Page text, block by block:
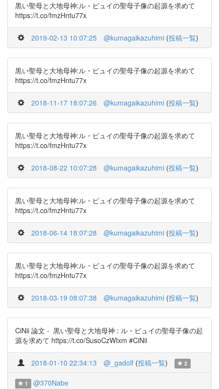
黒い聖母と大地母神:ル・ピュイの聖母子像の起源を求めて
https://t.co/fmzHntu77x
2019-02-13 10:07:25 @kumagaikazuhimi (投稿一覧)
黒い聖母と大地母神:ル・ピュイの聖母子像の起源を求めて
https://t.co/fmzHntu77x
2018-11-17 18:07:26 @kumagaikazuhimi (投稿一覧)
黒い聖母と大地母神:ル・ピュイの聖母子像の起源を求めて
https://t.co/fmzHntu77x
2018-08-22 10:07:28 @kumagaikazuhimi (投稿一覧)
黒い聖母と大地母神:ル・ピュイの聖母子像の起源を求めて
https://t.co/fmzHntu77x
2018-06-14 18:07:28 @kumagaikazuhimi (投稿一覧)
黒い聖母と大地母神:ル・ピュイの聖母子像の起源を求めて
https://t.co/fmzHntu77x
2018-03-19 08:07:38 @kumagaikazuhimi (投稿一覧)
CiNii 論文 - 黒い聖母と大地母神 : ル・ピュイの聖母子像の起
源を求めて https://t.co/SusoCzWIxm #CiNii
2018-01-10 22:34:13 @_gadolf (投稿一覧) 2
1 @370Nabe